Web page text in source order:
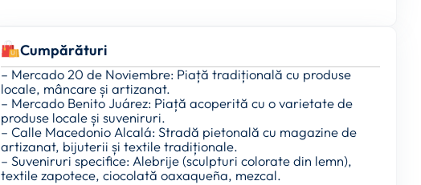
Cumpărături
– Mercado 20 de Noviembre: Piață tradițională cu produse
locale, mâncare și artizanat.
– Mercado Benito Juárez: Piață acoperită cu o varietate de
produse locale și suveniruri.
– Calle Macedonio Alcalá: Stradă pietonală cu magazine de
artizanat, bijuterii și textile tradiționale.
– Suveniruri specifice: Alebrije (sculpturi colorate din lemn),
textile zapotece, ciocolată oaxaqueña, mezcal.